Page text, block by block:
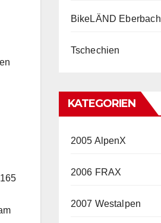
BikeLÄND Eberbach
Tschechien
KATEGORIEN
2005 AlpenX
2006 FRAX
2007 Westalpen